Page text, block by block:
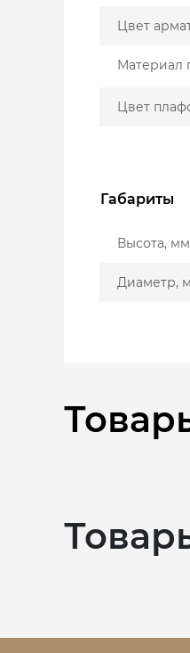
Цвет
Материал
Цвет
Габариты
Высота, мм
Диаметр,